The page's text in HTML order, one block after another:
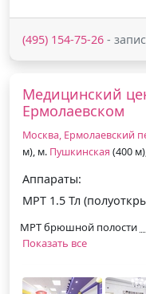
(495) 154-75-26 -
Медицинский
Ермолаевском
Москва, Ермолаевский
м), м. Пушкинская (400
Аппараты:
МРТ 1.5 Тл
МРТ брюшной полости
Показать все